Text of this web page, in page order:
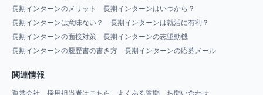
長期インターンのメリット
長期インターンはいつから？
長期インターンは意味ない？
長期インターンは就活に有利？
長期インターンの面接対策
長期インターンの志望動機
長期インターンの履歴書の書き方
長期インターンの応募メール
関連情報